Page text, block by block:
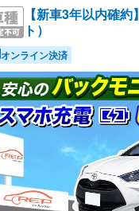
【新車3年以内確
ト）
オンライン決済